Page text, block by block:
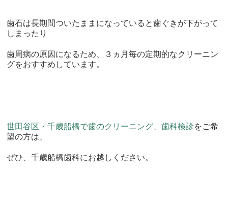
歯石は長期間ついたままになっていると歯ぐきが下がって
しまったり
歯周病の原因になるため、３ヵ月毎の定期的なクリーニン
グをおすすめしています。
世田谷区・千歳船橋で歯のクリーニング、歯科検診をご希
望の方は、
ぜひ、千歳船橋歯科にお越しください。